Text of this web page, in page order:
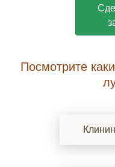
Посмотрите